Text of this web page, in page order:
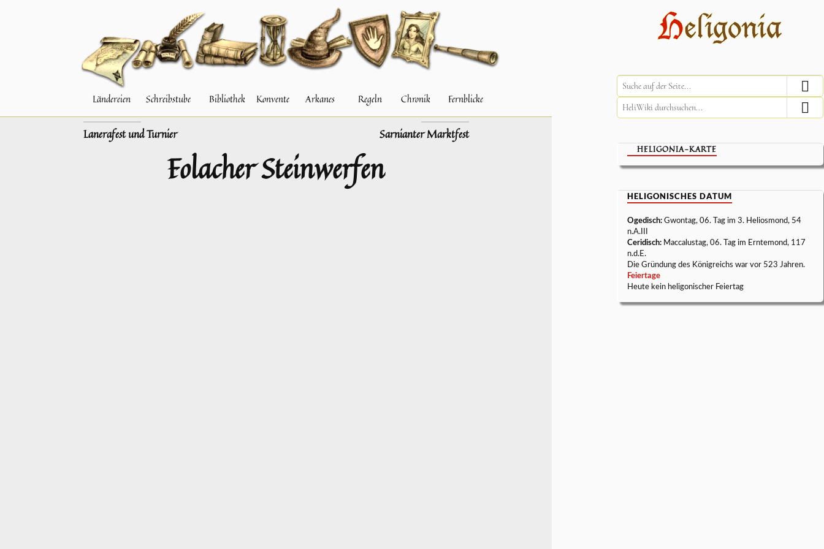
Ländereien Schreibstube Bibliothek Konvente Arkanes Regeln Chronik Fernblicke
Folacher Steinwerfen
Lanerafest und Turnier Sarnianter Marktfest
HELIGONIA-KARTE
HELIGONISCHES DATUM
Ogedisch:Gwontag, 06. Tag im 3. Heliosmond, 54
n.A.III
Ceridisch:Maccalustag, 06. Tag im Erntemond, 117
n.d.E.
Die Gründung des Königreichs war vor 523 Jahren.
Feiertage
Heute kein heligonischer Feiertag